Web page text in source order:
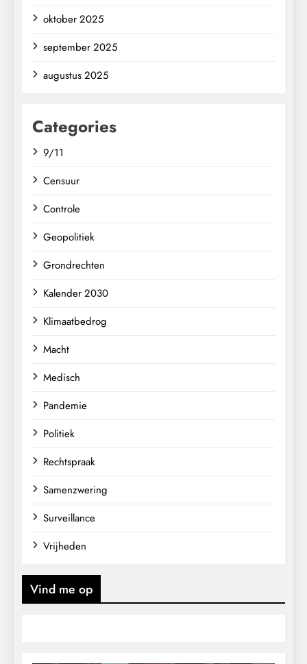
oktober 2025
september 2025
augustus 2025
Categories
9/11
Censuur
Controle
Geopolitiek
Grondrechten
Kalender 2030
Klimaatbedrog
Macht
Medisch
Pandemie
Politiek
Rechtspraak
Samenzwering
Surveillance
Vrijheden
Vind me op